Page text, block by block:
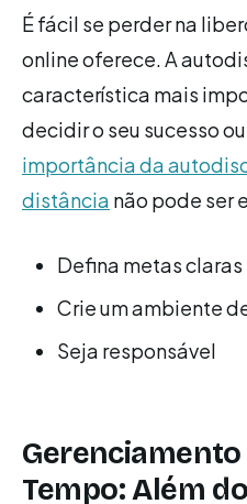
É fácil se perder na
online oferece. A
característica mais
decidir o seu sucesso
importância da
distância não pode ser
Defina metas claras
Crie um ambiente
Seja responsável
Gerenciamento
Tempo: Além